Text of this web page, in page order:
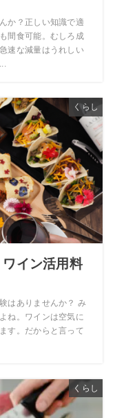
か？正しい知識で適
間食可能。むしろ成
速な減量はうれしい
くらし
イン活用料
はありませんか？ み
ね。ワインは空気に
す。だからと言って
くらし